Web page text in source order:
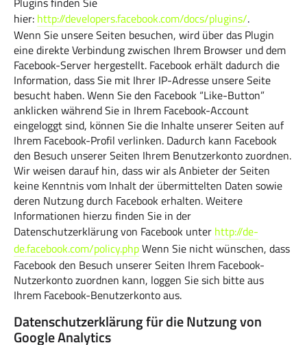
hier: http://developers.facebook.com/docs/plugins/.
Wenn Sie unsere Seiten besuchen, wird über das Plugin
eine direkte Verbindung zwischen Ihrem Browser und dem
Facebook-Server hergestellt. Facebook erhält dadurch die
Information, dass Sie mit Ihrer IP-Adresse unsere Seite
besucht haben. Wenn Sie den Facebook “Like-Button”
anklicken während Sie in Ihrem Facebook-Account
eingeloggt sind, können Sie die Inhalte unserer Seiten auf
Ihrem Facebook-Profil verlinken. Dadurch kann Facebook
den Besuch unserer Seiten Ihrem Benutzerkonto zuordnen.
Wir weisen darauf hin, dass wir als Anbieter der Seiten
keine Kenntnis vom Inhalt der übermittelten Daten sowie
deren Nutzung durch Facebook erhalten. Weitere
Informationen hierzu finden Sie in der
Datenschutzerklärung von Facebook unter http://de-
de.facebook.com/policy.phpWenn Sie nicht wünschen, dass
Facebook den Besuch unserer Seiten Ihrem Facebook-
Nutzerkonto zuordnen kann, loggen Sie sich bitte aus
Ihrem Facebook-Benutzerkonto aus.
Datenschutzerklärung für die Nutzung von
Google Analytics